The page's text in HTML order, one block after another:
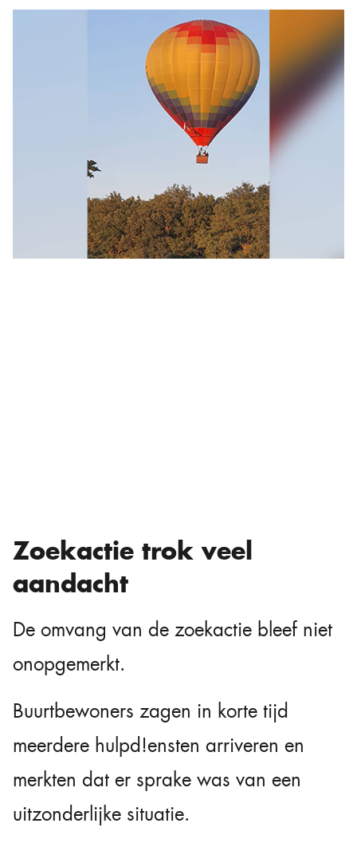
Zoekactie trok veel
aandacht
De omvang van de zoekactie bleef niet
onopgemerkt.
Buurtbewoners zagen in korte tijd
meerdere hulpd!ensten arriveren en
merkten dat er sprake was van een
uitzonderlijke situatie.